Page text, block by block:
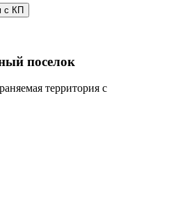
с КП
поселок
территория с